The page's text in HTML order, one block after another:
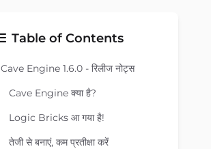
Table of Contents
Cave Engine 1.6.0 - रिलीज नोट्स
Cave Engine क्या है?
Logic Bricks आ गया है!
तेजी से बनाएं, कम प्रतीक्षा करें